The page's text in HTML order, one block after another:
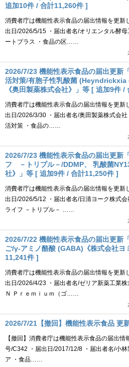
追加10件 / 合計11,260件 ]
消費者庁は機能性表示食品の届出情報を更新
出日/2026/5/15 ・届出者名/オリエンタル酵
ートプラス ・食品の区……
2026/7/23 機能性表示食品の届出更
活対策/有胞子性乳酸菌
《奥田製薬株式会社》」等 [ 追加9件 /
消費者庁は機能性表示食品の届出情報を更新
出日/2026/3/30 ・届出者名/奥田製薬株式会
活対策 ・食品の……
2026/7/23 機能性表示食品の届出更新
フ －トリプル－/DDMP、 乳酸菌
社》」等 [ 追加9件 / 合計11,250件 ]
消費者庁は機能性表示食品の届出情報を更新
出日/2026/5/12 ・届出者名/日清ヨーク株式
ライフ －トリプル－ ……
2026/7/22 機能性表示食品の届出更新
ご/γ-アミノ酪酸 (GABA)《株式会社ヨ
11,241件 ]
消費者庁は機能性表示食品の届出情報を更新
出日/2026/4/23 ・届出者名/ゼリア新薬工業
Ｎ Ｐｒｅｍｉｕｍ（ゴ……
2026/7/21【撤回】機能性表示食品 更
【撤回】消費者庁は機能性表示食品の届出
号/C342 ・届出日/2017/12/8 ・届出者名/小
ア ・食品……